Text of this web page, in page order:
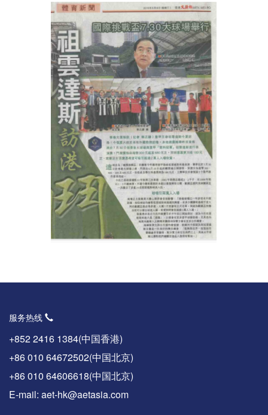
服务热线
+852 2416 1384(中国香港)
+86 010 64672502(中国北京)
+86 010 64606618(中国北京)
E-mail: aet-hk@aetasia.com